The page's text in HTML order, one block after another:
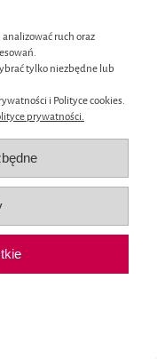
analizować ruch oraz
tylko niezbędne lub
i Polityce cookies.
prywatności.